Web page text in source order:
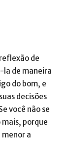
de
la de maneira
do bom, e
decisões
você não se
porque
a